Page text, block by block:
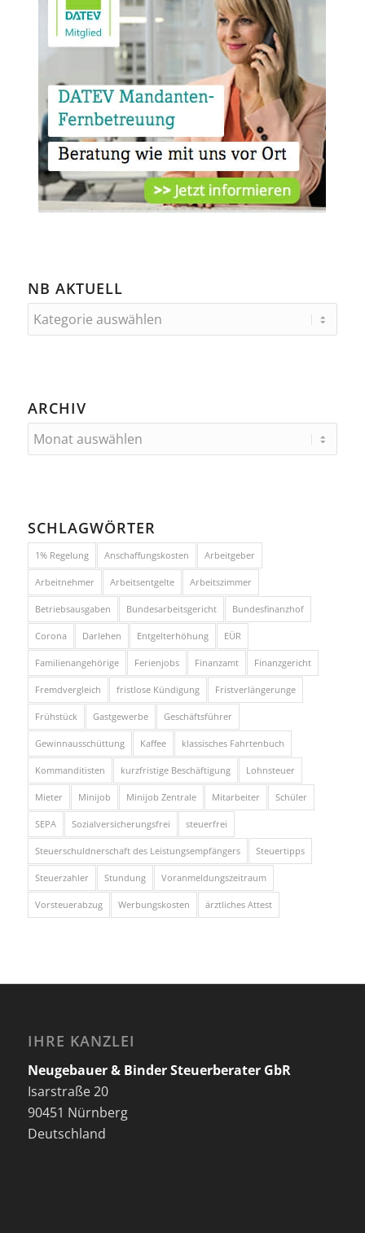
NB AKTUELL
ARCHIV
SCHLAGWÖRTER
1% Regelung Anschaffungskosten Arbeitgeber
Arbeitnehmer Arbeitsentgelte Arbeitszimmer
Betriebsausgaben Bundesarbeitsgericht Bundesfinanzhof
Corona Darlehen Entgelterhöhung EÜR
Familienangehörige Ferienjobs Finanzamt Finanzgericht
Fremdvergleich fristlose Kündigung Fristverlängerunge
Frühstück Gastgewerbe Geschäftsführer
Gewinnausschüttung Kaffee klassisches Fahrtenbuch
Kommanditisten kurzfristige Beschäftigung Lohnsteuer
Mieter Minijob Minijob Zentrale Mitarbeiter Schüler
SEPA Sozialversicherungsfrei steuerfrei
Steuerschuldnerschaft des Leistungsempfängers Steuertipps
Steuerzahler Stundung Voranmeldungszeitraum
Vorsteuerabzug Werbungskosten ärztliches Attest
IHRE KANZLEI
Neugebauer & Binder Steuerberater GbR
Isarstraße 20
90451 Nürnberg
Deutschland